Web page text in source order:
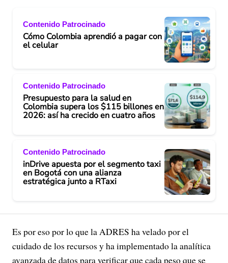
Contenido Patrocinado
Cómo Colombia aprendió a pagar con
el celular
Contenido Patrocinado
Presupuesto para la salud en
Colombia supera los $115 billones en
2026: así ha crecido en cuatro años
Contenido Patrocinado
inDrive apuesta por el segmento taxi
en Bogotá con una alianza
estratégica junto a RTaxi
Es por eso por lo que la ADRES ha velado por el
cuidado de los recursos y ha implementado la analítica
avanzada de datos para verificar que cada peso que se